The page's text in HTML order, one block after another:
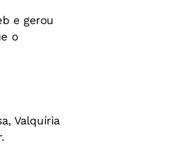
e gerou
o
Valquíria